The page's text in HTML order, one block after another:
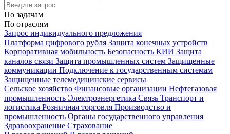
По задачам
По отраслям
Запрос индивидуального предложения
Платформа цифрового рубля Защита конечных устройств
Корпоративная мобильность Безопасность КИИ Защита
каналов связи Защита промышленных систем Защищенные
коммуникации Подключение к государственным системам
Защищенные телемедицинские сервисы
Сельское хозяйство Финансовые организации Нефтегазовая
промышленность Электроэнергетика Связь Транспорт и
логистика Розничная торговля Производство и
промышленность Органы государственного управления
Здравоохранение Страхование